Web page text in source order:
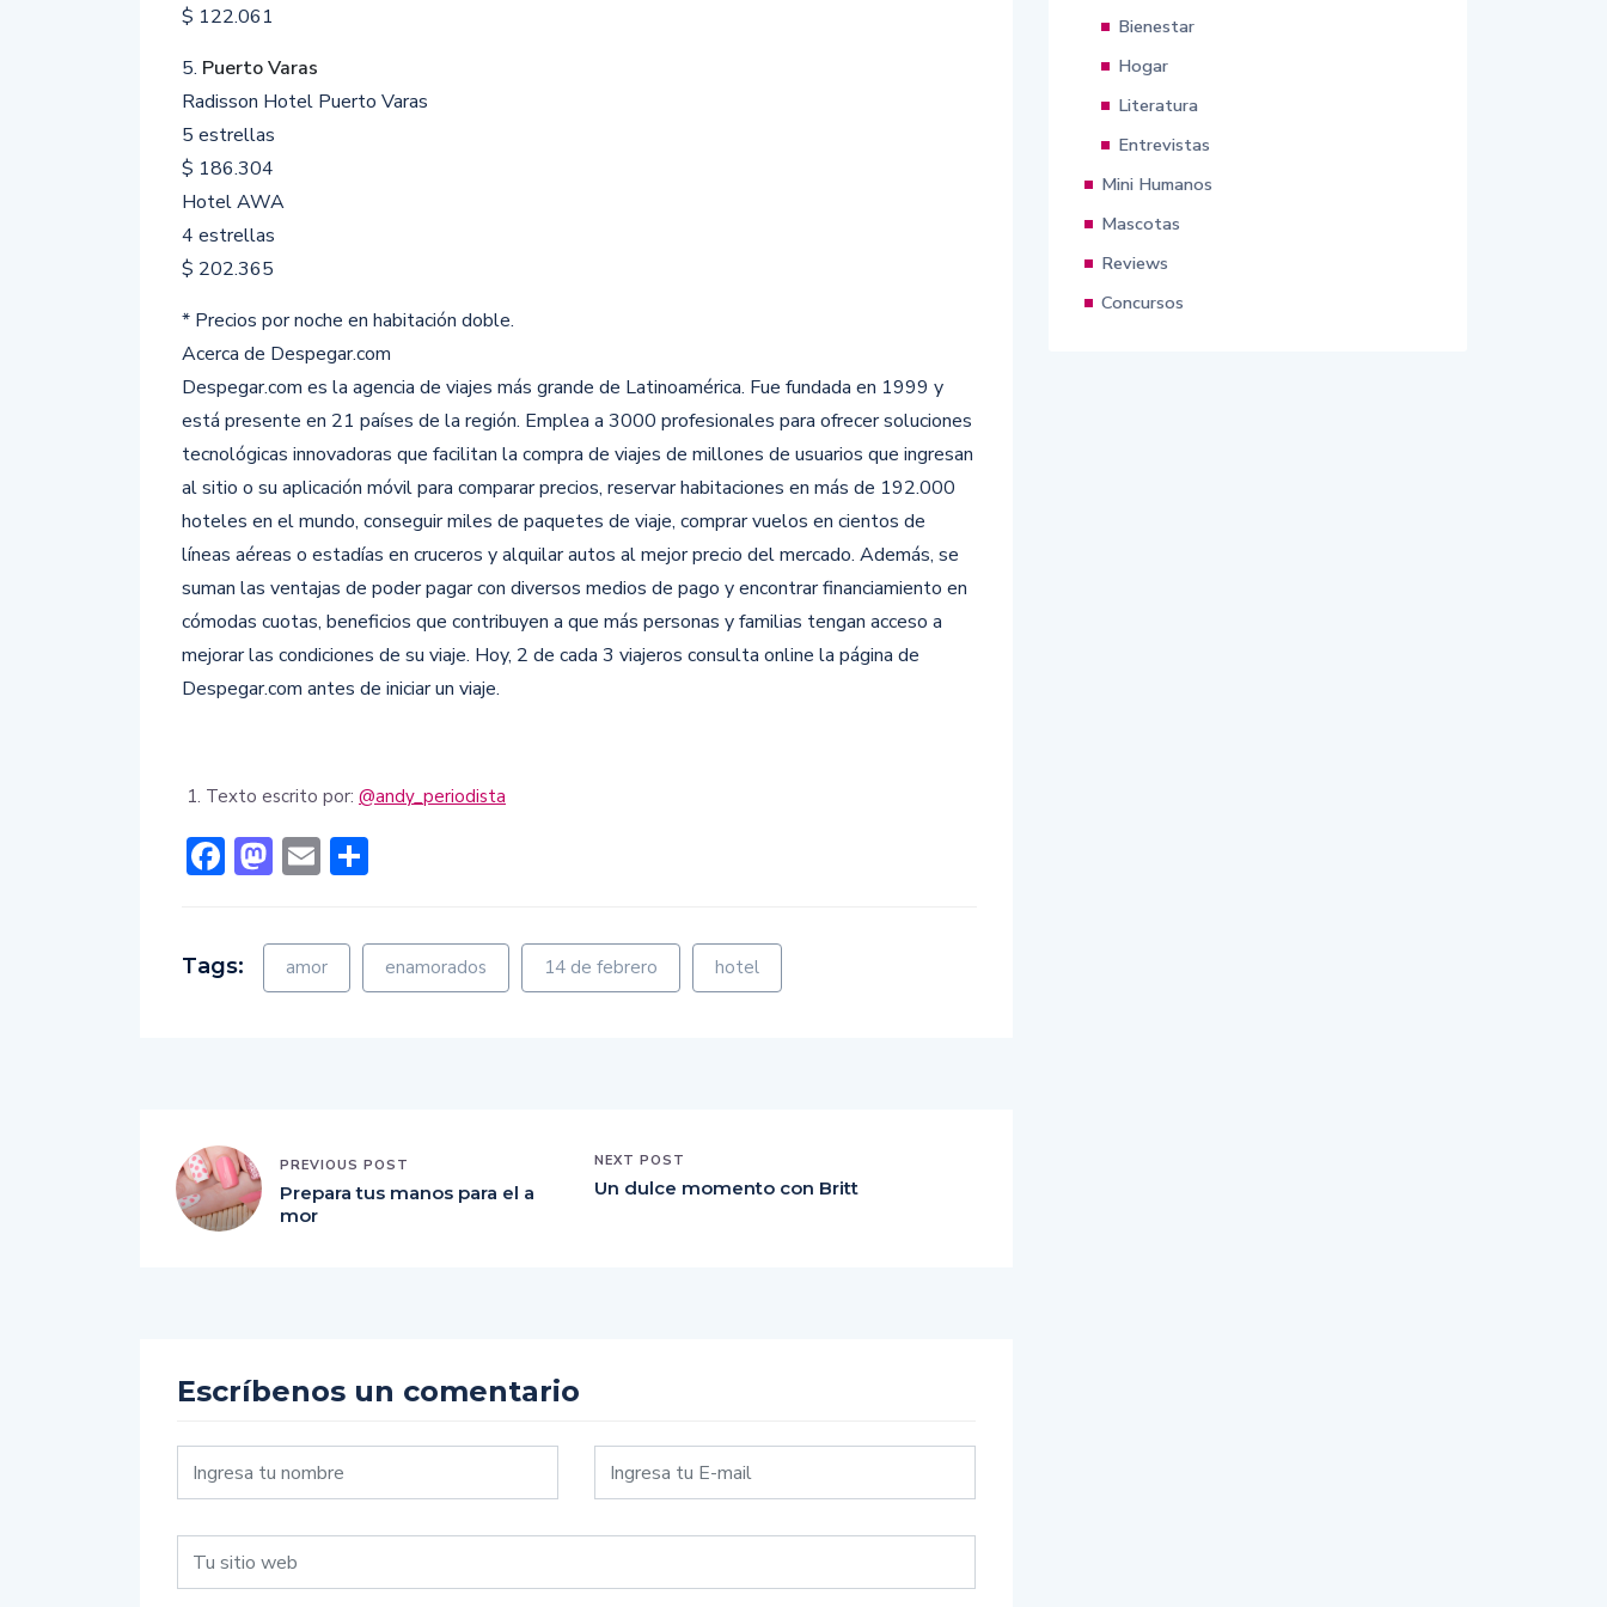
$ 122.061
5. Puerto Varas
Radisson Hotel Puerto Varas
5 estrellas
$ 186.304
Hotel AWA
4 estrellas
$ 202.365
* Precios por noche en habitación doble.
Acerca de Despegar.com
Despegar.com es la agencia de viajes más grande de Latinoamérica. Fue fundada en 1999 y
está presente en 21 países de la región. Emplea a 3000 profesionales para ofrecer soluciones
tecnológicas innovadoras que facilitan la compra de viajes de millones de usuarios que ingresan
al sitio o su aplicación móvil para comparar precios, reservar habitaciones en más de 192.000
hoteles en el mundo, conseguir miles de paquetes de viaje, comprar vuelos en cientos de
líneas aéreas o estadías en cruceros y alquilar autos al mejor precio del mercado. Además, se
suman las ventajas de poder pagar con diversos medios de pago y encontrar financiamiento en
cómodas cuotas, beneficios que contribuyen a que más personas y familias tengan acceso a
mejorar las condiciones de su viaje. Hoy, 2 de cada 3 viajeros consulta online la página de
Despegar.com antes de iniciar un viaje.
Texto escrito por: @andy_periodista
Facebook
Mastodon
Email
Tags: amor enamorados 14 de febrero hotel
PREVIOUS POST
Prepara tus manos para el a
mor
NEXT POST
Un dulce momento con Britt
Escríbenos un comentario
Bienestar
Hogar
Literatura
Entrevistas
Mini Humanos
Mascotas
Reviews
Concursos